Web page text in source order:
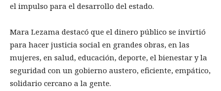
el impulso para el desarrollo del estado.
Mara Lezama destacó que el dinero público se invirtió
para hacer justicia social en grandes obras, en las
mujeres, en salud, educación, deporte, el bienestar y la
seguridad con un gobierno austero, eficiente, empático,
solidario cercano a la gente.